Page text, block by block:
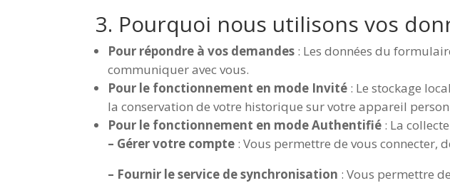
3. Pourquoi nous utilisons vos
Pour répondre à vos demandes : Les données du
communiquer avec vous.
Pour le fonctionnement en mode Invité : Le stockage
la conservation de votre historique sur votre appareil
Pour le fonctionnement en mode Authentifié : La
– Gérer votre compte : Vous permettre de vous connecter,
– Fournir le service de synchronisation : Vous permettre